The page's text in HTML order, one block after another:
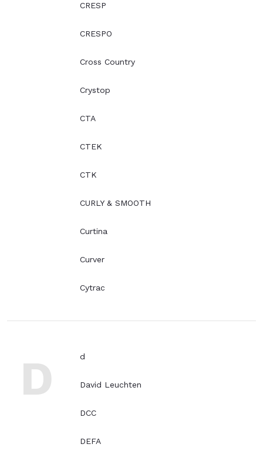
CRESP
CRESPO
Cross Country
Crystop
CTA
CTEK
CTK
CURLY & SMOOTH
Curtina
Curver
Cytrac
D d
David Leuchten
DCC
DEFA